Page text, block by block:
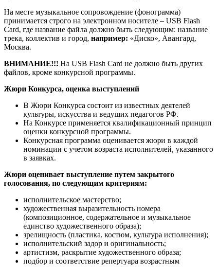
На месте музыкальное сопровождение (фонограмма)
принимается строго на электронном носителе – USB Flash
Card, где название файла должно быть следующим: название
трека, коллектив и город, например: «Диско», Авангард,
Москва.
ВНИМАНИЕ!!! На USB Flash Card не должно быть других
файлов, кроме конкурсной программы.
Жюри Конкурса, оценка выступлений
В Жюри Конкурса состоит из известных деятелей
культуры, искусства и ведущих педагогов РФ.
На Конкурсе применяется квалификационный принцип
оценки конкурсной программы.
Конкурсная программа оценивается жюри в каждой
номинации с учетом возраста исполнителей, указанного
в заявках.
Жюри оценивает выступление путем закрытого
голосования, по следующим критериям:
исполнительское мастерство;
художественная выразительность номера
(композиционное, содержательное и музыкальное
единство художественного образа);
зрелищность (пластика, костюм, культура исполнения);
исполнительский задор и оригинальность;
артистизм, раскрытие художественного образа;
подбор и соответствие репертуара возрастным